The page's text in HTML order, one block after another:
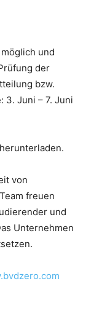
und
der
bzw.
3. Juni – 7. Juni
herunterladen.
von
freuen
und
Unternehmen